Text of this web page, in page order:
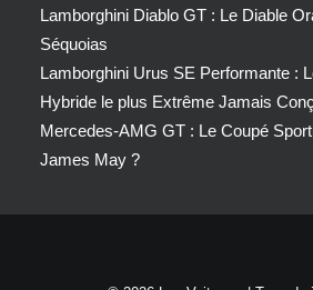
Lamborghini Diablo GT : Le Diable
Séquoias
Lamborghini Urus SE Performante :
Hybride le plus Extrême Jamais
Mercedes-AMG GT : Le Coupé
James May ?